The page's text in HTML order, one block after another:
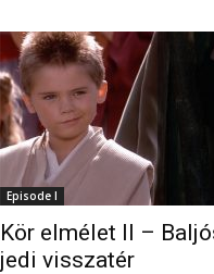
Episode I
Kör elmélet II –
jedi visszatér